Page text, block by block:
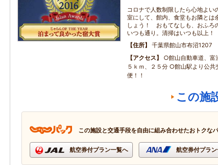
コロナで人数制限したら心地よい
室にして、館内、食堂もお隣とは
しょう！ おもてなしも、おふろ
いつも通り。清掃はいつも以上！
住所
千葉県館山市布沼1207
アクセス
○館山自動車道、富
５ｋｍ、２５分 ○館山駅より公共
便！！
この施
この施設と交通手段を自由に組み合わせたおトクな
航空券付プラン一覧へ 航空券付プラ